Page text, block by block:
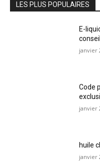
LES PLUS POPULAIRES
E-
janvier
Code
janvier
huile
janvier